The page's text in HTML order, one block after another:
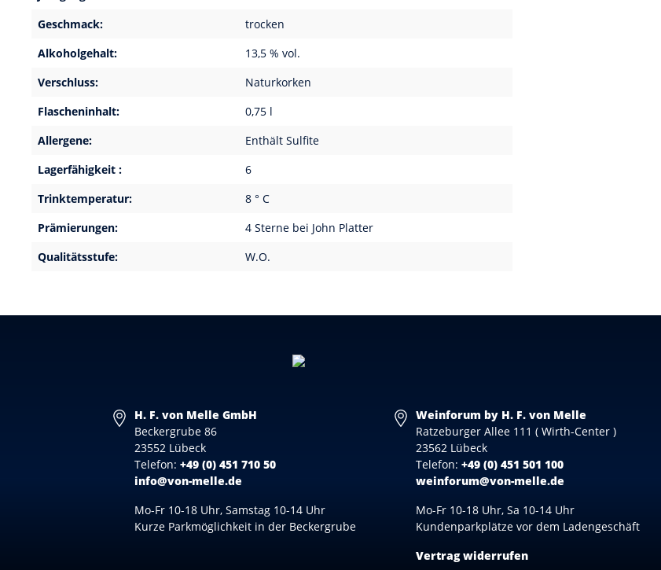
Geschmack:
trocken
Alkoholgehalt:
13,5 % vol.
Verschluss:
Naturkorken
Flascheninhalt:
0,75 l
Allergene:
Enthält Sulfite
Lagerfähigkeit :
6
Trinktemperatur:
8 ° C
Prämierungen:
4 Sterne bei John Platter
Qualitätsstufe:
W.O.
H. F. von Melle GmbH
Beckergrube 86
23552 Lübeck
Telefon:+49 (0) 451 710 50
info@von-melle.de
Mo-Fr 10-18 Uhr, Samstag 10-14 Uhr
Kurze Parkmöglichkeit in der Beckergrube
Weinforum by H. F. von Melle
Ratzeburger Allee 111 ( Wirth-Center )
23562 Lübeck
Telefon: +49 (0) 451 501 100
weinforum@von-melle.de
Mo-Fr 10-18 Uhr, Sa 10-14 Uhr
Kundenparkplätze vor dem Ladengeschäft
Vertrag widerrufen